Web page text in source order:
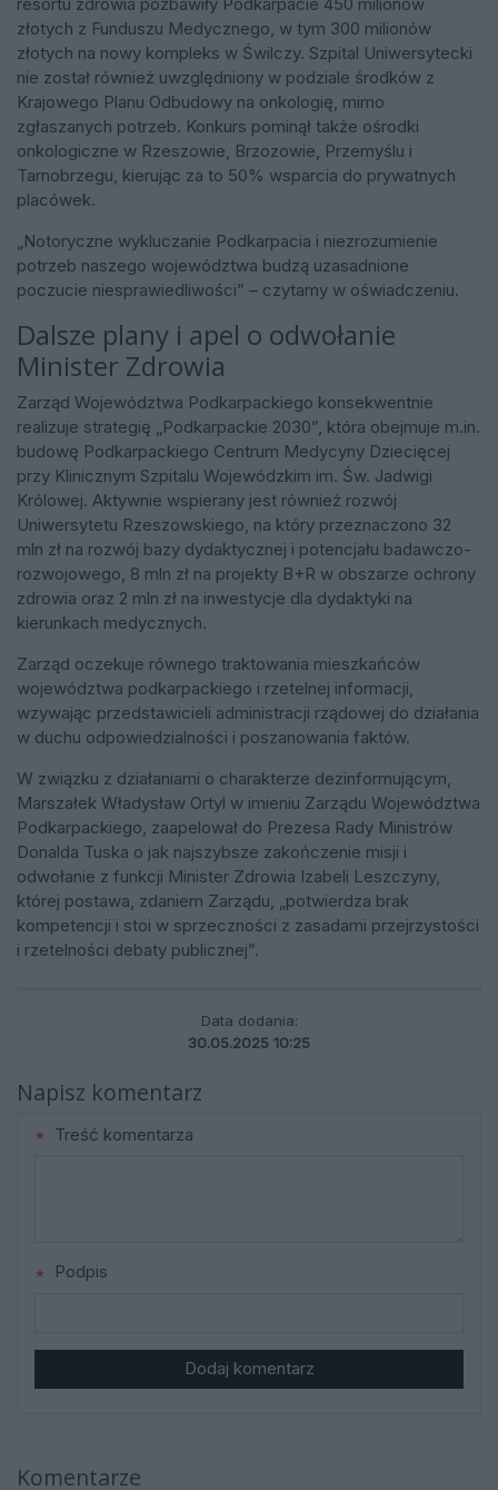
złotych z Funduszu Medycznego, w tym 300 milionów
złotych na nowy kompleks w Świlczy. Szpital Uniwersytecki
nie został również uwzględniony w podziale środków z
Krajowego Planu Odbudowy na onkologię, mimo
zgłaszanych potrzeb. Konkurs pominął także ośrodki
onkologiczne w Rzeszowie, Brzozowie, Przemyślu i
Tarnobrzegu, kierując za to 50% wsparcia do prywatnych
placówek.
„Notoryczne wykluczanie Podkarpacia i niezrozumienie
potrzeb naszego województwa budzą uzasadnione
poczucie niesprawiedliwości” – czytamy w oświadczeniu.
Dalsze plany i apel o odwołanie
Minister Zdrowia
Zarząd Województwa Podkarpackiego konsekwentnie
realizuje strategię „Podkarpackie 2030”, która obejmuje m.in.
budowę Podkarpackiego Centrum Medycyny Dziecięcej
przy Klinicznym Szpitalu Wojewódzkim im. Św. Jadwigi
Królowej. Aktywnie wspierany jest również rozwój
Uniwersytetu Rzeszowskiego, na który przeznaczono 32
mln zł na rozwój bazy dydaktycznej i potencjału badawczo-
rozwojowego, 8 mln zł na projekty B+R w obszarze ochrony
zdrowia oraz 2 mln zł na inwestycje dla dydaktyki na
kierunkach medycznych.
Zarząd oczekuje równego traktowania mieszkańców
województwa podkarpackiego i rzetelnej informacji,
wzywając przedstawicieli administracji rządowej do działania
w duchu odpowiedzialności i poszanowania faktów.
W związku z działaniami o charakterze dezinformującym,
Marszałek Władysław Ortyl w imieniu Zarządu Województwa
Podkarpackiego, zaapelował do Prezesa Rady Ministrów
Donalda Tuska o jak najszybsze zakończenie misji i
odwołanie z funkcji Minister Zdrowia Izabeli Leszczyny,
której postawa, zdaniem Zarządu, „potwierdza brak
kompetencji i stoi w sprzeczności z zasadami przejrzystości
i rzetelności debaty publicznej”.
Data dodania:
30.05.2025 10:25
Napisz komentarz
Treść komentarza
Podpis
Dodaj komentarz
Komentarze